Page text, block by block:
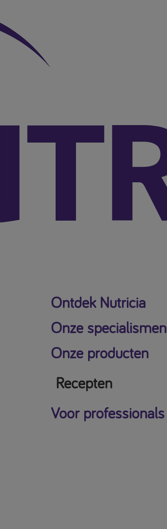
Ontdek Nutricia
Onze specialismen
Onze producten
Recepten
Voor professionals